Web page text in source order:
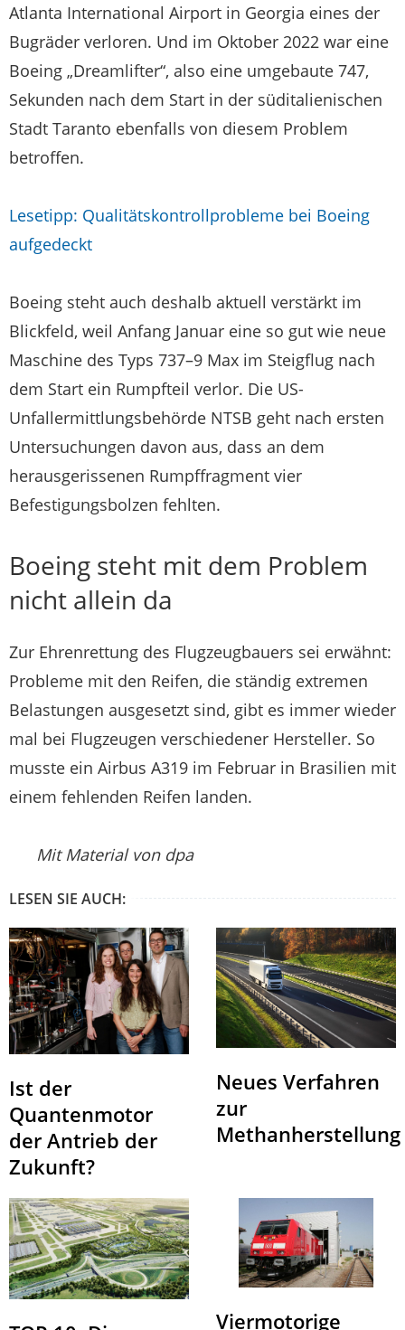
Atlanta International Airport in Georgia eines der
Bugräder verloren. Und im Oktober 2022 war eine
Boeing „Dreamlifter“, also eine umgebaute 747,
Sekunden nach dem Start in der süditalienischen
Stadt Taranto ebenfalls von diesem Problem
betroffen.
Lesetipp: Qualitätskontrollprobleme bei Boeing
aufgedeckt
Boeing steht auch deshalb aktuell verstärkt im
Blickfeld, weil Anfang Januar eine so gut wie neue
Maschine des Typs 737–9 Max im Steigflug nach
dem Start ein Rumpfteil verlor. Die US-
Unfallermittlungsbehörde NTSB geht nach ersten
Untersuchungen davon aus, dass an dem
herausgerissenen Rumpffragment vier
Befestigungsbolzen fehlten.
Boeing steht mit dem Problem
nicht allein da
Zur Ehrenrettung des Flugzeugbauers sei erwähnt:
Probleme mit den Reifen, die ständig extremen
Belastungen ausgesetzt sind, gibt es immer wieder
mal bei Flugzeugen verschiedener Hersteller. So
musste ein Airbus A319 im Februar in Brasilien mit
einem fehlenden Reifen landen.
Mit Material von dpa
LESEN SIE AUCH:
Ist der
Quantenmotor
der Antrieb der
Zukunft?
Neues Verfahren
zur
Methanherstellung
Viermotorige